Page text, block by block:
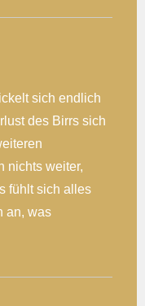
sich endlich
des Birrs sich
nichts weiter,
fühlt sich alles
an, was